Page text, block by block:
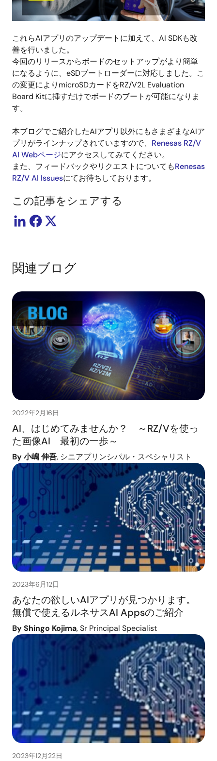
これらAIアプリのアップデートに加えて、AI SDKも改
善を行いました。
今回のリリースからボードのセットアップがより簡単
になるように、eSDブートローダーに対応しました。こ
の変更によりmicroSDカードをRZ/V2L Evaluation
Board Kitに挿すだけでボードのブートが可能になりま
す。
本ブログでご紹介したAIアプリ以外にもさまざまなAIア
プリがラインナップされていますので、 Renesas RZ/V
AI Webページにアクセスしてみてください。
また、フィードバックやリクエストについてもRenesas
RZ/V AI Issuesにてお待ちしております。
この記事をシェアする
関連ブログ
2022年2月16日
AI、はじめてみませんか？ ～RZ/Vを使っ
た画像AI 最初の一歩～
By 小嶋 伸吾, シニアプリンシパル・スペシャリスト
2023年6月12日
あなたの欲しいAIアプリが見つかります。
無償で使えるルネサスAI Appsのご紹介
By Shingo Kojima, Sr Principal Specialist
2023年12月22日